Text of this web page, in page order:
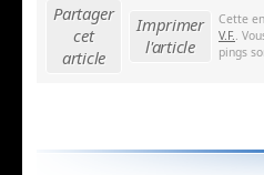
Partager
cet
article
Imprimer
l'article
Cette
V.F. .
pings